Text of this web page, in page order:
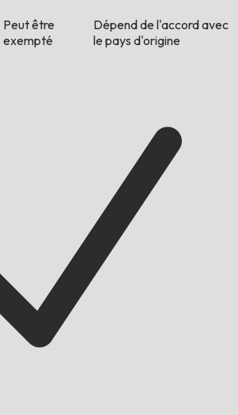
Peut être
exempté
Dépend de l'accord avec
le pays d'origine